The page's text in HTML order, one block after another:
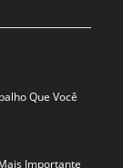
Que Você
Importante